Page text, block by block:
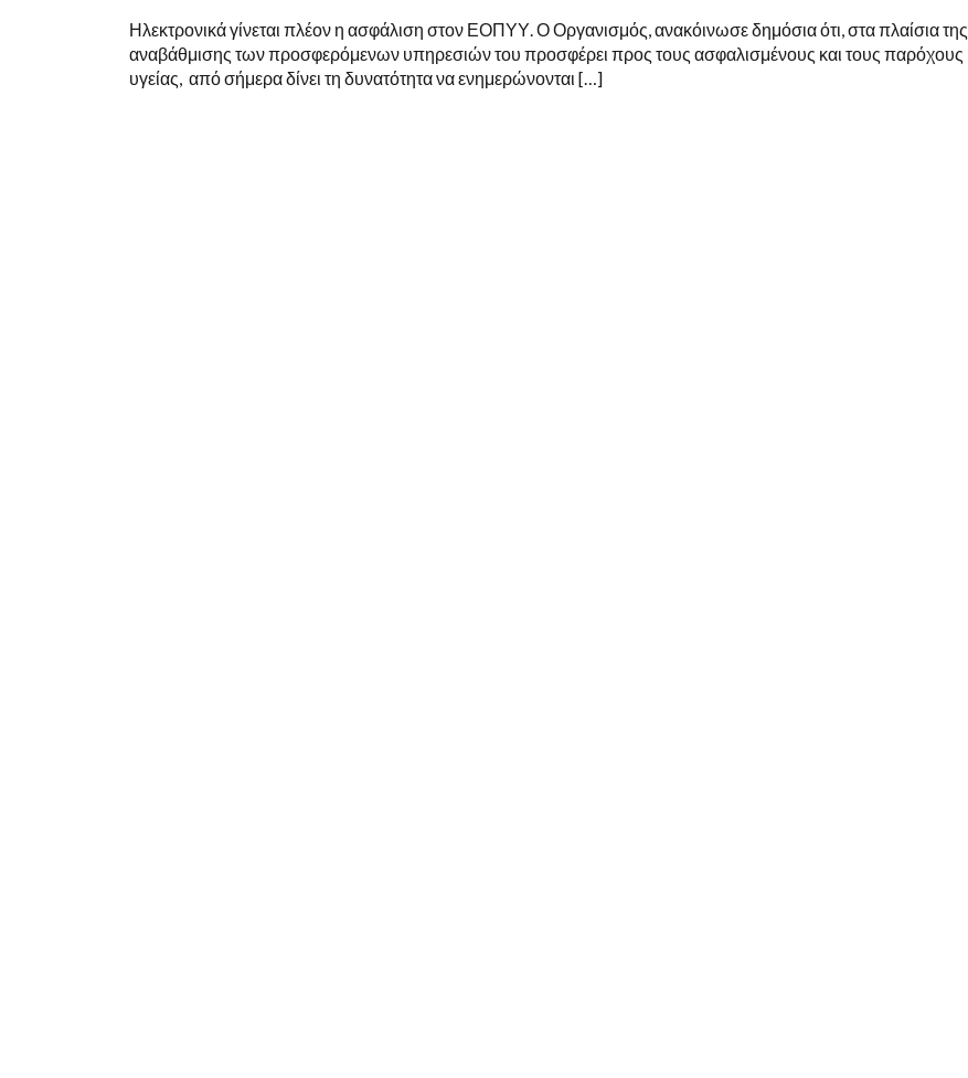
Ηλεκτρονικά γίνεται πλέον η ασφάλιση στον ΕΟΠΥΥ. Ο Οργανισμός, ανακόινωσε δημόσια ότι, στα πλαίσια της
αναβάθμισης των προσφερόμενων υπηρεσιών του προσφέρει προς τους ασφαλισμένους και τους παρόχους
υγείας, από σήμερα δίνει τη δυνατότητα να ενημερώνονται […]